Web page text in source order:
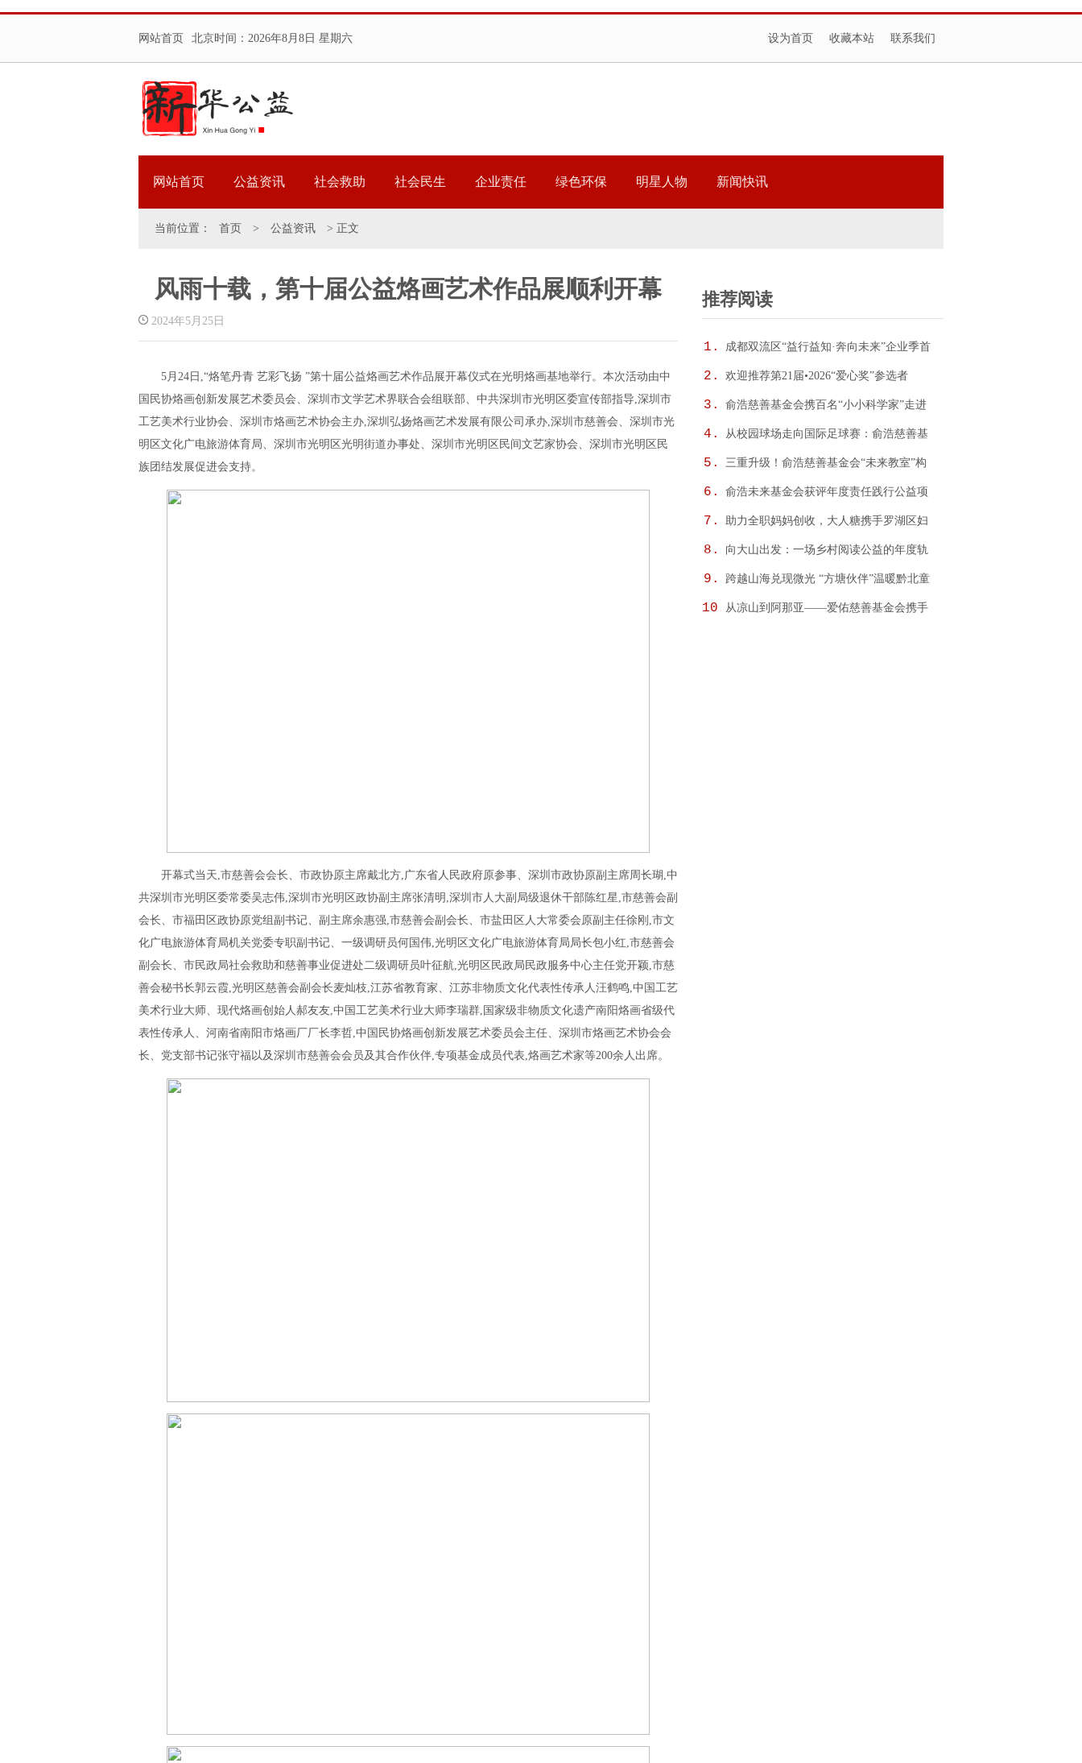
网站首页 北京时间： 2026年8月8日 星期六 设为首页 收藏本站 联系我们
网站首页 公益资讯 社会救助 社会民生 企业责任 绿色环保 明星人物 新闻快讯
当前位置： 首页 > 公益资讯 > 正文
风雨十载，第十届公益烙画艺术作品展顺利开幕
2024年5月25日
5月24日,“烙笔丹青 艺彩飞扬 ”第十届公益烙画艺术作品展开幕仪式在光明烙画基地举行。本次活动由中
国民协烙画创新发展艺术委员会、深圳市文学艺术界联合会组联部、中共深圳市光明区委宣传部指导,深圳市
工艺美术行业协会、深圳市烙画艺术协会主办,深圳弘扬烙画艺术发展有限公司承办,深圳市慈善会、深圳市光
明区文化广电旅游体育局、深圳市光明区光明街道办事处、深圳市光明区民间文艺家协会、深圳市光明区民
族团结发展促进会支持。
开幕式当天,市慈善会会长、市政协原主席戴北方,广东省人民政府原参事、深圳市政协原副主席周长瑚,中
共深圳市光明区委常委吴志伟,深圳市光明区政协副主席张清明,深圳市人大副局级退休干部陈红星,市慈善会副
会长、市福田区政协原党组副书记、副主席余惠强,市慈善会副会长、市盐田区人大常委会原副主任徐刚,市文
化广电旅游体育局机关党委专职副书记、一级调研员何国伟,光明区文化广电旅游体育局局长包小红,市慈善会
副会长、市民政局社会救助和慈善事业促进处二级调研员叶征航,光明区民政局民政服务中心主任党开颖,市慈
善会秘书长郭云霞,光明区慈善会副会长麦灿枝,江苏省教育家、江苏非物质文化代表性传承人汪鹤鸣,中国工艺
美术行业大师、现代烙画创始人郝友友,中国工艺美术行业大师李瑞群,国家级非物质文化遗产南阳烙画省级代
表性传承人、河南省南阳市烙画厂厂长李哲,中国民协烙画创新发展艺术委员会主任、深圳市烙画艺术协会会
长、党支部书记张守福以及深圳市慈善会会员及其合作伙伴,专项基金成员代表,烙画艺术家等200余人出席。
推荐阅读
1.
成都双流区“益行益知·奔向未来”企业季首
站落地天味食品
2. 欢迎推荐第21届•2026“爱心奖”参选者
3.
俞浩慈善基金会携百名“小小科学家”走进
AWE 探访追觅
4.
从校园球场走向国际足球赛：俞浩慈善基
金会以足球为
5.
三重升级！俞浩慈善基金会“未来教室”构
建创新人才培
6.
俞浩未来基金会获评年度责任践行公益项
目，以科技公
7.
助力全职妈妈创收，大人糖携手罗湖区妇
联，打造乐园
8.
向大山出发：一场乡村阅读公益的年度轨
迹
9.
跨越山海兑现微光 “方塘伙伴”温暖黔北童
心
10.从凉山到阿那亚——爱佑慈善基金会携手